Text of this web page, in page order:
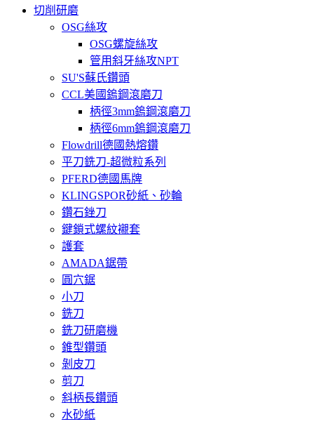
切削研磨
OSG絲攻
OSG螺旋絲攻
管用斜牙絲攻NPT
SU'S蘇氏鑽頭
CCL美國鎢鋼滾磨刀
柄徑3mm鎢鋼滾磨刀
柄徑6mm鎢鋼滾磨刀
Flowdrill德國熱熔鑽
平刀銑刀-超微粒系列
PFERD德國馬牌
KLINGSPOR砂紙、砂輪
鑽石銼刀
鍵鎖式螺紋襯套
護套
AMADA鋸帶
圓穴鋸
小刀
銑刀
銑刀研磨機
錐型鑽頭
剝皮刀
剪刀
斜柄長鑽頭
水砂紙